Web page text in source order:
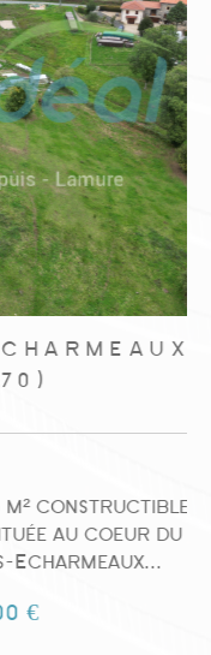
constructible et
au coeur du vil